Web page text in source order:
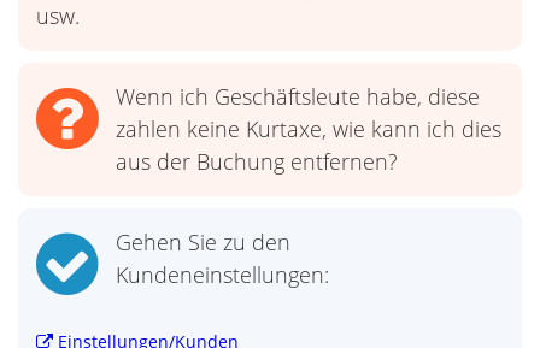
usw.
Wenn ich Geschäftsleute habe, diese
zahlen keine Kurtaxe, wie kann ich dies
aus der Buchung entfernen?
Gehen Sie zu den
Kundeneinstellungen:
Einstellungen/Kunden